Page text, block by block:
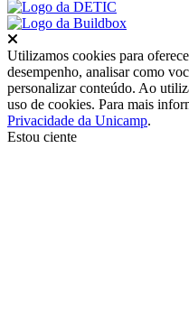
Utilizamos cookies para
desempenho, analisar como
personalizar conteúdo. Ao
uso de cookies. Para mais
Privacidade da Unicamp.
Estou ciente